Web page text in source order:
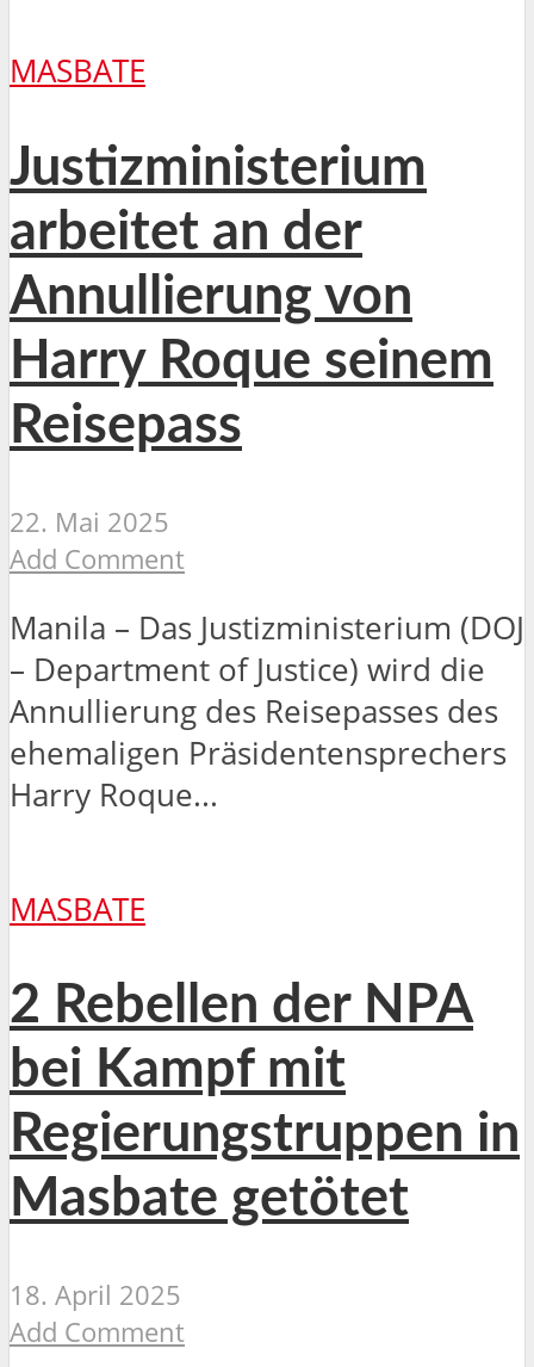
MASBATE
Justizministerium
arbeitet an der
Annullierung von
Harry Roque seinem
Reisepass
22. Mai 2025
Add Comment
Manila – Das Justizministerium (DOJ
– Department of Justice) wird die
Annullierung des Reisepasses des
ehemaligen Präsidentensprechers
Harry Roque...
MASBATE
2 Rebellen der NPA
bei Kampf mit
Regierungstruppen in
Masbate getötet
18. April 2025
Add Comment